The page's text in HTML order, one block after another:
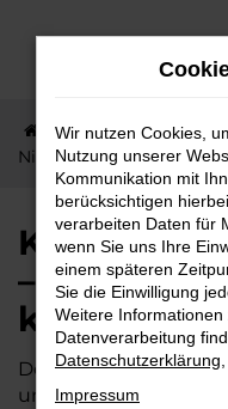
Zum
Startseite Niddatal
Niddatal – jetzt BAW
Kurze
– jetzt
kaufen
Der BAW 212 wird
und Experten wie
Wir nutzen Cookies,
Nutzung unserer
Kommunikation mit
berücksichtigen
verarbeiten Daten für
wenn Sie uns Ihre
einem späteren
Sie die Einwilligung
Weitere
Datenverarbeitung
Datenschutzerklärung
Impressum